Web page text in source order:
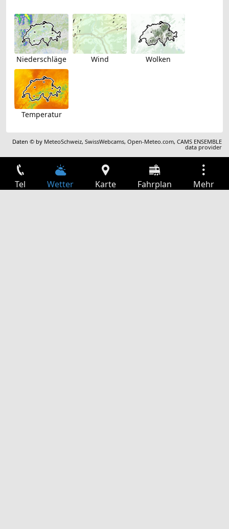
Niederschläge Wind Wolken
Temperatur
Daten © by MeteoSchweiz,SwissWebcams,Open-Meteo.com,CAMS ENSEMBLE
data provider
Tel Wetter Karte Fahrplan Mehr